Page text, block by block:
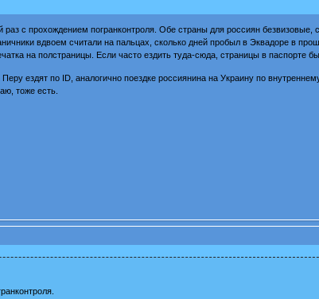
с прохождением погранконтроля. Обе страны для россиян
вдвоем считали на пальцах, сколько дней пробыл в Эквадоре в
на полстраницы. Если часто ездить туда-сюда, страницы в паспорте
ездят по ID, аналогично поездке россиянина на Украину по
тоже есть.